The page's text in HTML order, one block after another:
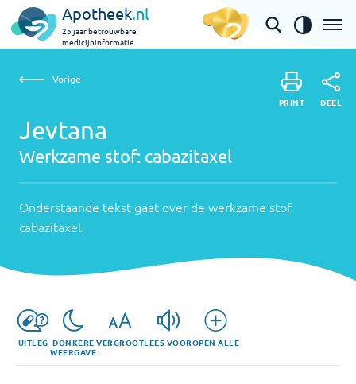
Apotheek.nl
25 jaar betrouwbare
medicijninformatie
Jevtana | cabazitaxel
over
de
werkzame
Vorige
Jevtana
Werkzame stof: cabazitaxel
Onderstaande tekst gaat over de werkzame stof
cabazitaxel.
PRINT DEEL
UITLEG DONKERE
WEERGAVE
VERGROOTLEES VOOROPEN ALLE